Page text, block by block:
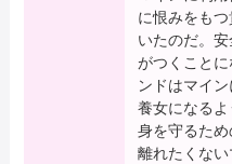
に恨みをも
いたのだ。
がつくこと
ンドはマイ
養女になる
身を守るた
離れたくな